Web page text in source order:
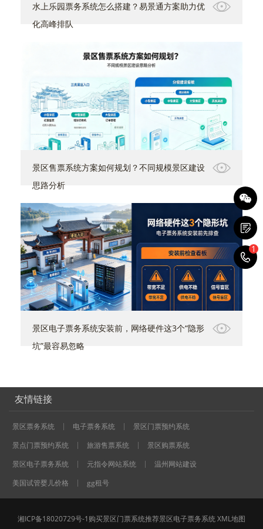
水上乐园票务系统怎么搭建？易景通方案助力优
化高峰排队
景区售票系统方案如何规划？不同规模景区建设
思路分析
景区电子票务系统安装前，网络硬件这3个“隐形
坑”最容易忽略
1
友情链接
景区票务系统 电子票务系统
景区门票预约系统
景点门票预约系统
旅游售票系统
景区购票系统
景区电子票务系统
元指令网站系统
温州网站建设
美国试管婴儿价格
gg租号
湘ICP备18020729号-1购买景区门票系统推荐景区电子票务系统XML地图